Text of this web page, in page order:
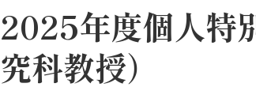
2025年度個人特
究科教授）